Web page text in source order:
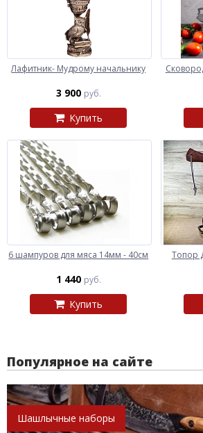
Лафитник- Мудрому начальнику
3 900 руб.
Купить
6 шампуров для мяса 14мм - 40см
1 440 руб.
Купить
Топор
Популярное на сайте
Шашлычные наборы